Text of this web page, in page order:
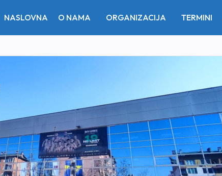
NASLOVNA O NAMA ORGANIZACIJA TERMINI